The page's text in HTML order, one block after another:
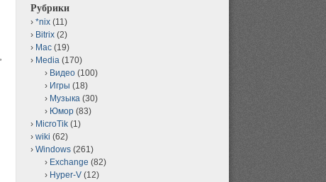
Рубрики
*nix (11)
Bitrix (2)
Mac (19)
Media (170)
Видео (100)
Игры (18)
Музыка (30)
Юмор (83)
MicroTik (1)
wiki (62)
Windows (261)
Exchange (82)
Hyper-V (12)